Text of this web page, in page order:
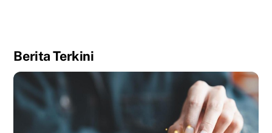
Berita Terkini